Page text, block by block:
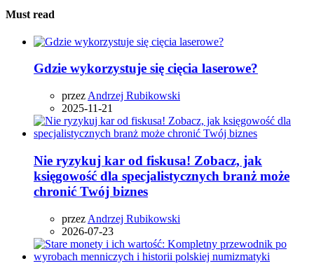
Must read
Gdzie wykorzystuje się cięcia laserowe?
przez Andrzej Rubikowski
2025-11-21
Nie ryzykuj kar od fiskusa! Zobacz, jak
księgowość dla specjalistycznych branż może
chronić Twój biznes
przez Andrzej Rubikowski
2026-07-23